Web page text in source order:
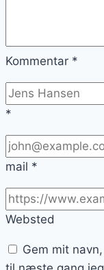
Kommentar *
*
mail *
Websted
Gem mit